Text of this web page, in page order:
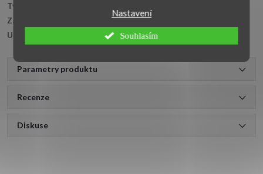
Nastavení
Souhlasím
Tvar:
Zapínání:
Určení:
Parametry produktu
Recenze
Diskuse